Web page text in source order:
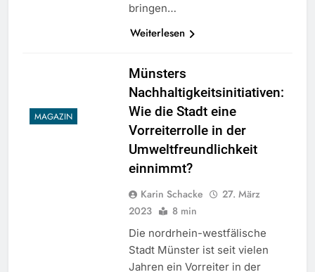
bringen…
Weiterlesen
MAGAZIN
Münsters
Nachhaltigkeitsinitiativen:
Wie die Stadt eine
Vorreiterrolle in der
Umweltfreundlichkeit
einnimmt?
Karin Schacke
27. März
2023
8 min
Die nordrhein-westfälische
Stadt Münster ist seit vielen
Jahren ein Vorreiter in der